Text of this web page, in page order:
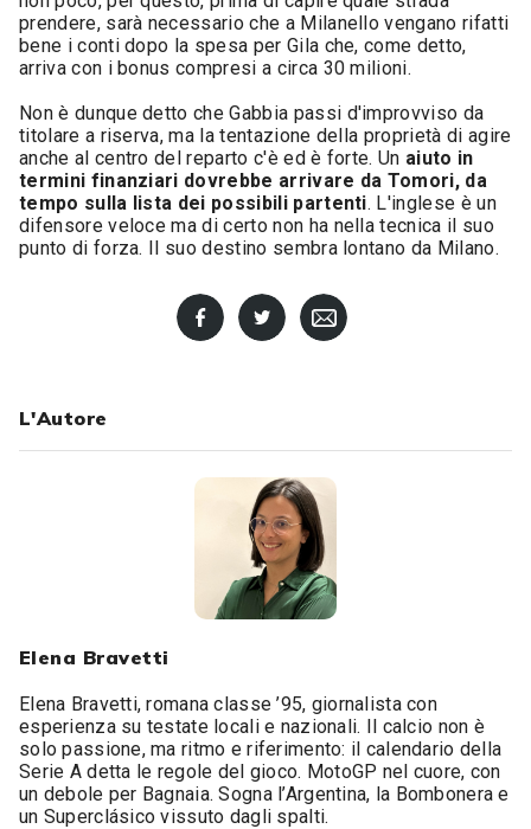
prendere, sarà necessario che a Milanello vengano rifatti
bene i conti dopo la spesa per Gila che, come detto,
arriva con i bonus compresi a circa 30 milioni.
Non è dunque detto che Gabbia passi d'improvviso da
titolare a riserva, ma la tentazione della proprietà di agire
anche al centro del reparto c'è ed è forte. Un aiuto in
termini finanziari dovrebbe arrivare da Tomori, da
tempo sulla lista dei possibili partenti. L'inglese è un
difensore veloce ma di certo non ha nella tecnica il suo
punto di forza. Il suo destino sembra lontano da Milano.
L'Autore
Elena Bravetti
Elena Bravetti, romana classe ’95, giornalista con
esperienza su testate locali e nazionali. Il calcio non è
solo passione, ma ritmo e riferimento: il calendario della
Serie A detta le regole del gioco. MotoGP nel cuore, con
un debole per Bagnaia. Sogna l’Argentina, la Bombonera e
un Superclásico vissuto dagli spalti.